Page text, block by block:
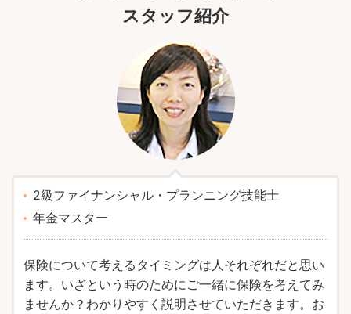
スタッフ紹介
2級ファイナンシャル・プランニング技能士
年金マスター
保険について考えるタイミングは人それぞれだと思い
ます。いざという時のためにご一緒に保険を考えてみ
ませんか？わかりやすく説明させていただきます。お